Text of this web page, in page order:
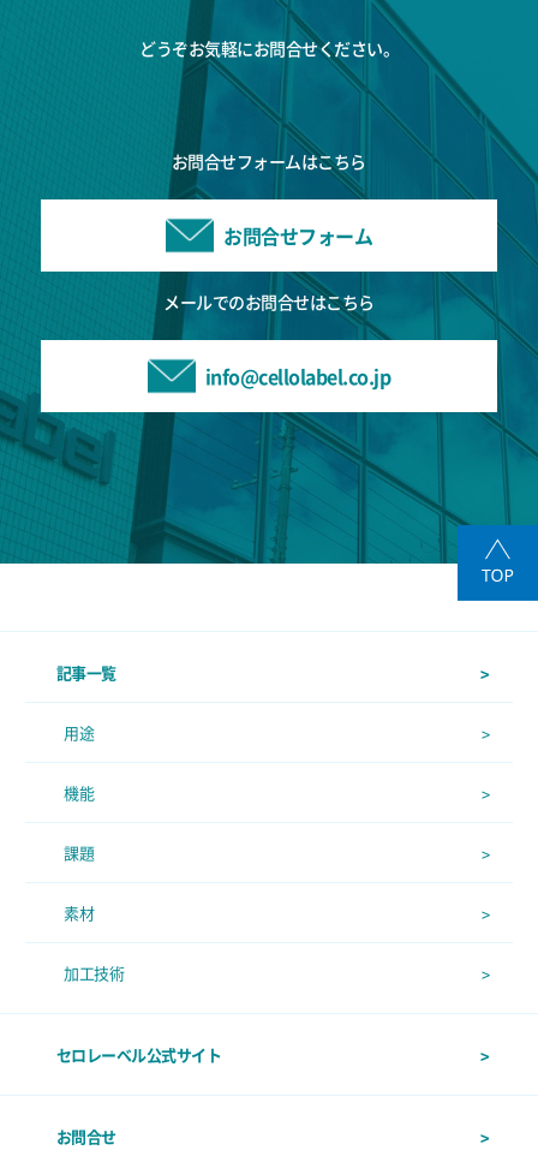
どうぞお気軽にお問合せください。
お問合せフォームはこちら
お問合せフォーム
メールでのお問合せはこちら
info@cellolabel.co.jp
記事一覧
用途
機能
課題
素材
加工技術
セロレーベル公式サイト
お問合せ